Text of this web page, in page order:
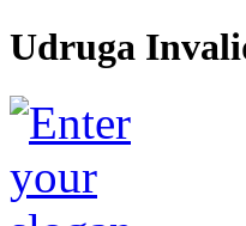
Udruga